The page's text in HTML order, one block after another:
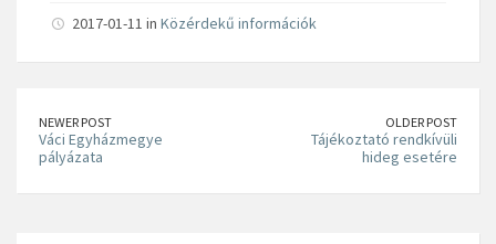
2017-01-11 in Közérdekű információk
NEWER POST
Váci Egyházmegye
pályázata
OLDER POST
Tájékoztató rendkívüli
hideg esetére